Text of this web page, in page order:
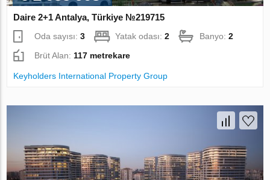
Daire 2+1 Antalya, Türkiye №219715
Oda sayısı:3 Yatak odası:2 Banyo:2
Brüt Alan: 117 metrekare
Keyholders International Property Group